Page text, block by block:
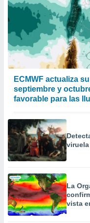
ECMWF actualiza
septiembre y
favorable para las
La
vista